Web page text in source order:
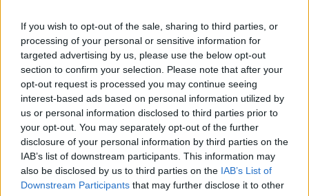
If you wish to opt-out of the sale, sharing to third parties, or
processing of your personal or sensitive information for
targeted advertising by us, please use the below opt-out
section to confirm your selection. Please note that after your
opt-out request is processed you may continue seeing
interest-based ads based on personal information utilized by
us or personal information disclosed to third parties prior to
your opt-out. You may separately opt-out of the further
disclosure of your personal information by third parties on the
IAB’s list of downstream participants. This information may
also be disclosed by us to third parties on the IAB’s List of
Downstream Participants that may further disclose it to other
właśnie z myślą o dopiero co zakończonych ESL
Mistrzostwach Polski. Dodatkowo sam skład miał
formułę mocno eksperymentalną m.in. z uwagi na
włączenie do niego dwóch reprezentantów LODIS.
Lista MVPESL Mistrzostw PolskiJesień
2023:
1. dzień
Markoś
Kuba Markowski